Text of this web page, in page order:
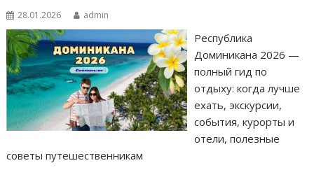
28.01.2026 admin
Республика
Доминикана 2026 —
полный гид по
отдыху: когда лучше
ехать, экскурсии,
события, курорты и
отели, полезные
советы путешественникам